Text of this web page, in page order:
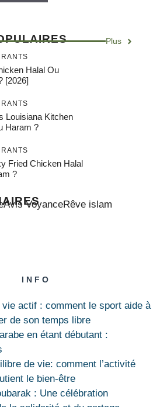
Plus
Halal Ou
[2026]
Louisiana Kitchen
Haram ?
Fried Chicken Halal
?
Avis VoyanceRêve islam
INFO
vie actif : comment le sport aide à
de son temps libre
en étant débutant :
de vie: comment l’activité
le bien-être
: Une célébration